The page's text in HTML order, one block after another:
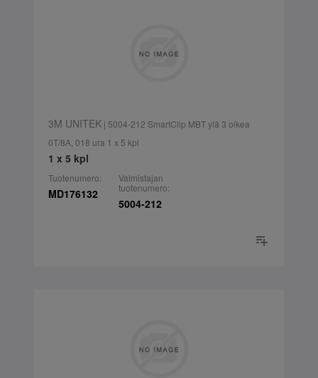
3M UNITEK| 5004-212 SmartClip MBT ylä 3 oikea
0T/8A, 018 ura 1 x 5 kpl
1 x 5 kpl
Tuotenumero:
MD176132
Valmistajan
tuotenumero:
5004-212